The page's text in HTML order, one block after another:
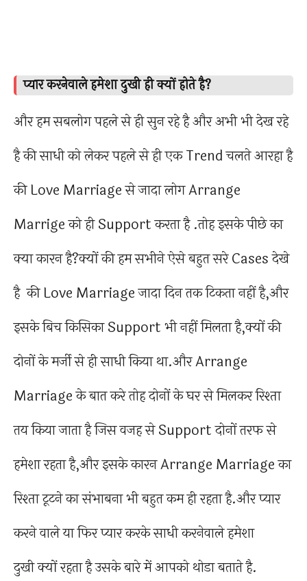
प्यार करनेवाले हमेशा दुखी ही क्यों होते है?
और हम सबलोग पहले से ही सुन रहे है और अभी भी देख रहे
है की साधी को लेकर पहले से ही एक Trend चलते आरहा है
की Love Marriage से जादा लोग Arrange
Marrige को ही Support करता है .तोह इसके पीछे का
क्या कारन है?क्यों की हम सभीने ऐसे बहुत सरे Cases देखे
है की Love Marriage जादा दिन तक टिकता नहीं है,और
इसके बिच किसिका Support भी नहीं मिलता है,क्यों की
दोनों के मर्जी से ही साधी किया था.और Arrange
Marriage के बात करे तोह दोनों के घर से मिलकर रिश्ता
तय किया जाता है जिस वजह से Support दोनों तरफ से
हमेशा रहता है,और इसके कारन Arrange Marriage का
रिश्ता टूटने का संभाबना भी बहुत कम ही रहता है.और प्यार
करने वाले या फिर प्यार करके साधी करनेवाले हमेशा
दुखी क्यों रहता है उसके बारे में आपको थोडा बताते है.